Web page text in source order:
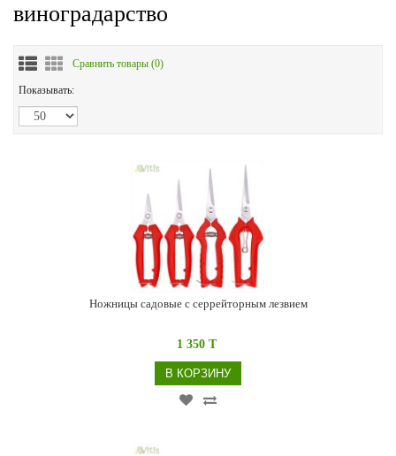
виноградарство
Сравнить товары (0)
Показывать:
Ножницы садовые с серрейторным лезвием
1 350 T
В КОРЗИНУ